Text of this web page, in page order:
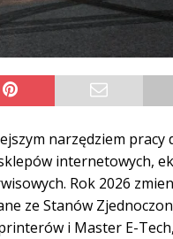
narzędziem pracy
internetowych,
Rok 2026
ze Stanów
i Master E-